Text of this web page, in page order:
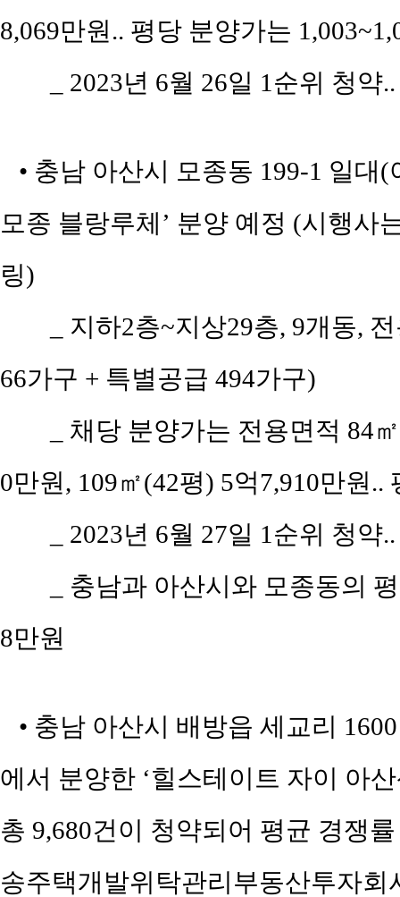
8,069만원.. 평당 분양가는
_ 2023년 6월 26일 1순위 청
• 충남 아산시 모종동 199-1 일대
모종 블랑루체’ 분양 예정 (시행사
링)
_ 지하2층~지상29층, 9개동,
66가구 + 특별공급 494가구)
_ 채당 분양가는 전용면적 84
0만원, 109㎡(42평) 5억7,910만원..
_ 2023년 6월 27일 1순위 청
_ 충남과 아산시와 모종동의
8만원
• 충남 아산시 배방읍 세교리
에서 분양한 ‘힐스테이트 자이 아
총 9,680건이 청약되어 평균 경쟁
송주택개발위탁관리부동산투자회